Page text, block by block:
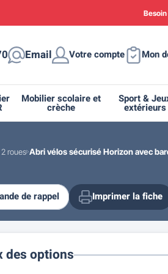
Email Votre compte Mon
Supports et
Miroir de
Drapeau -
Espace
Mobilier scolaire et
crèche
Casiers et meubles
Sport &
extérieurs
roues Abri vélos sécurisé Horizon avec
des options
de rappel Imprimer la fiche